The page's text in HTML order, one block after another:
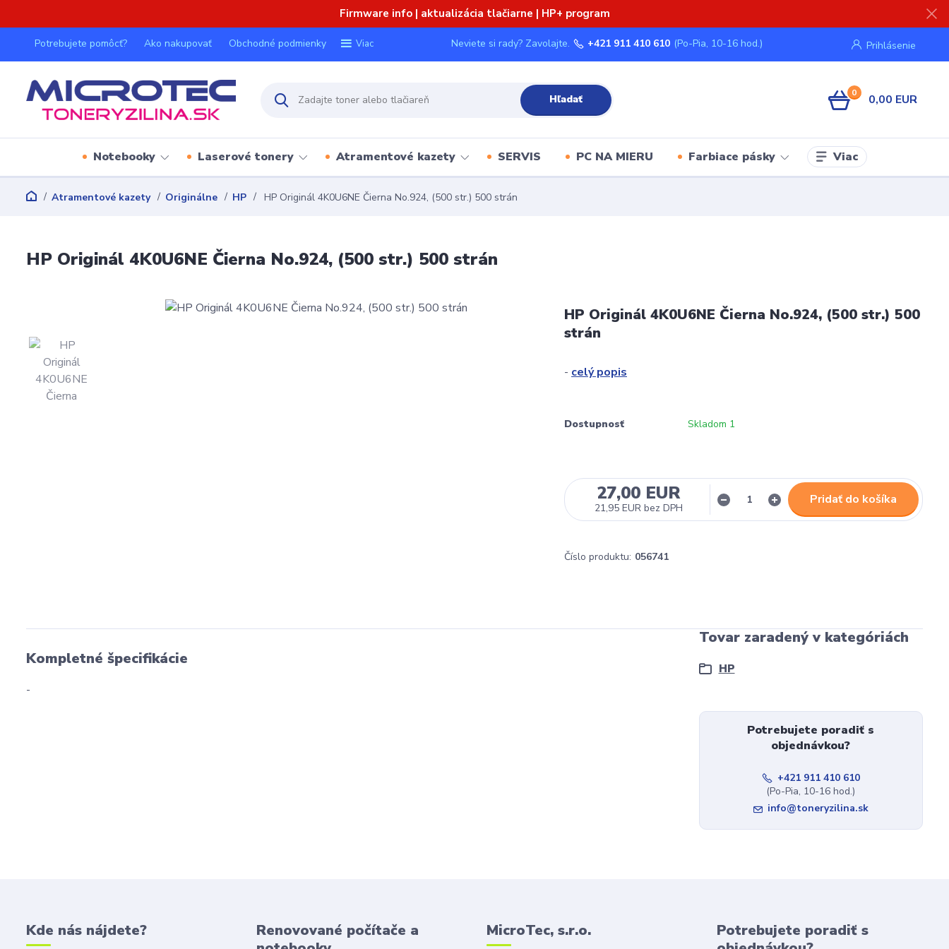
Firmware info | aktualizácia tlačiarne | HP+ program
Potrebujete pomôcť? Ako nakupovať Obchodné podmienky Viac Prihlásenie
Hľadať
Neviete si rady? Zavolajte. +421 911 410 610 (Po-Pia, 10-16 hod.)
0 0,00 EUR
Notebooky Laserové tonery Atramentové kazety SERVIS PC NA MIERU Farbiace pásky Viac
Atramentové kazety Originálne HP HP Originál 4K0U6NE Čierna No.924, (500 str.) 500 strán
HP Originál 4K0U6NE Čierna No.924, (500 str.) 500 strán
HP Originál 4K0U6NE Čierna No.924, (500 str.) 500
strán
- celý popis
Dostupnosť Skladom 1
27,00 EUR
21,95 EUR bez DPH
Pridať do košíka
Číslo produktu: 056741
Kompletné špecifikácie
-
Tovar zaradený v kategóriách
HP
Potrebujete poradiť s
objednávkou?
+421 911 410 610
(Po-Pia, 10-16 hod.)
info@toneryzilina.sk
Kde nás nájdete?
Renovované počítače a
MicroTec, s.r.o.
Potrebujete poradiť s